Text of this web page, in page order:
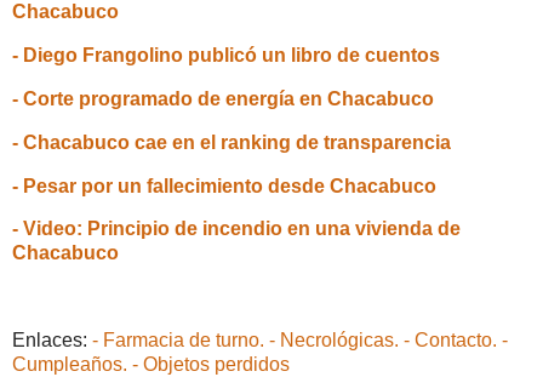
Chacabuco
- Diego Frangolino publicó un libro de cuentos
- Corte programado de energía en Chacabuco
- Chacabuco cae en el ranking de transparencia
- Pesar por un fallecimiento desde Chacabuco
- Video: Principio de incendio en una vivienda de
Chacabuco
Enlaces: - Farmacia de turno. - Necrológicas. - Contacto. -
Cumpleaños. - Objetos perdidos